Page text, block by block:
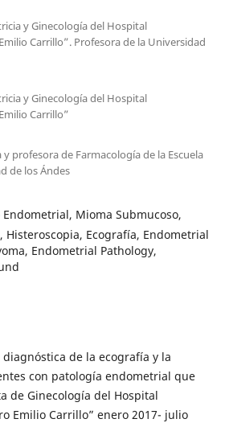
y Ginecología del Hospital
Carrillo”. Profesora de la Universidad
y Ginecología del Hospital
Carrillo”
profesora de Farmacología de la Escuela
de los Ándes
Endometrial, Mioma Submucoso,
Histeroscopia, Ecografía, Endometrial
Endometrial Pathology,
de la ecografía y la
con patología endometrial que
de Ginecología del Hospital
Emilio Carrillo” enero 2017- julio